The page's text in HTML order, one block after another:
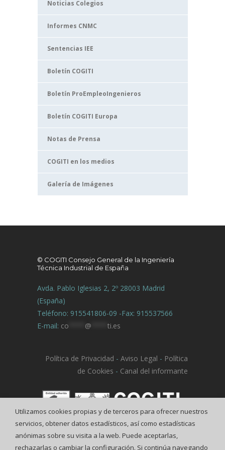
Noticias Colegios
Informes CNMC
Sentencias IEE
Boletín COGITI
Boletín ProEmpleoIngenieros
Boletín COGITI Europa
Notas de Prensa
COGITI en los medios
Galería de Imágenes
© COGITI Consejo General de la Ingeniería
Técnica Industrial de España
Avda. Pablo Iglesias 2, 2º 28003 Madrid
(España)
Teléfono: 915541806-09 -Fax: 915537566
E-mail: co @ ti.es
Política de Privacidad - Aviso Legal - Política
de Cookies - Canal del informante
Utilizamos cookies propias y de terceros para ofrecer nuestros
servicios, obtener datos estadísticos, así como estadísticas
anónimas sobre su visita a la web. Puede aceptarlas,
rechazarlas o cambiar la configuración. Si continúa navegando